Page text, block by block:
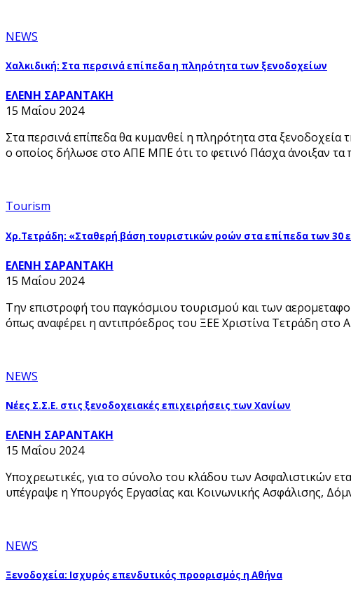
NEWS
Χαλκιδική: Στα περσινά επίπεδα η πληρότητα των ξενοδοχείων
ΕΛΕΝΗ ΣΑΡΑΝΤΑΚΗ
15 Μαΐου 2024
Στα περσινά επίπεδα θα κυμανθεί η πληρότητα στα
ο οποίος δήλωσε στο ΑΠΕ ΜΠΕ ότι το φετινό Πάσχα άνοιξαν τα
Tourism
Χρ.Τετράδη: «Σταθερή βάση τουριστικών ροών στα επίπεδα των 30
ΕΛΕΝΗ ΣΑΡΑΝΤΑΚΗ
15 Μαΐου 2024
Την επιστροφή του παγκόσμιου τουρισμού και των
όπως αναφέρει η αντιπρόεδρος του ΞΕΕ Χριστίνα Τετράδη
NEWS
Νέες Σ.Σ.Ε. στις ξενοδοχειακές επιχειρήσεις των Χανίων
ΕΛΕΝΗ ΣΑΡΑΝΤΑΚΗ
15 Μαΐου 2024
Υποχρεωτικές, για το σύνολο του κλάδου των Ασφαλιστικών
υπέγραψε η Υπουργός Εργασίας και Κοινωνικής Ασφάλισης,
NEWS
Ξενοδοχεία: Ισχυρός επενδυτικός προορισμός η Αθήνα